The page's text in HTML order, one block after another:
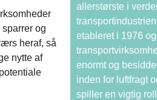
og
heraf, så
nytte af
allerstørste i
etableret i 1976
enormt og
inden for luftfragt
spiller en vigtig